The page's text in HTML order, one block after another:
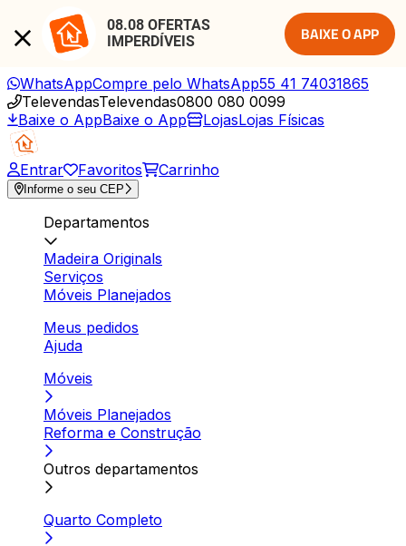
08.08 OFERTAS
IMPERDÍVEIS
BAIXE O APP
WhatsAppCompre pelo WhatsApp55 41 74031865
TelevendasTelevendas0800 080 0099
Baixe o AppBaixe o App LojasLojas Físicas
Entrar Favoritos Carrinho
Informe o seu CEP
Departamentos
Madeira Originals
Serviços
Móveis Planejados
Meus pedidos
Ajuda
Móveis
Móveis Planejados
Reforma e Construção
Outros departamentos
Quarto Completo